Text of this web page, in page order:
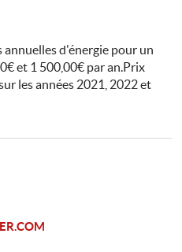
d'énergie pour un
et 1 500,00€ par an.Prix
les années 2021, 2022 et